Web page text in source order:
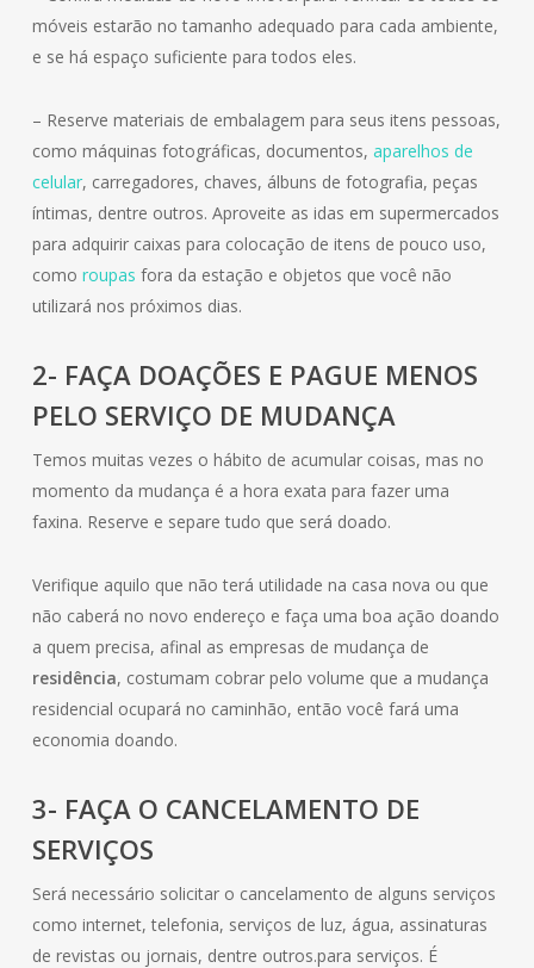
móveis estarão no tamanho adequado para cada ambiente,
e se há espaço suficiente para todos eles.
– Reserve materiais de embalagem para seus itens pessoas,
como máquinas fotográficas, documentos, aparelhos de
celular, carregadores, chaves, álbuns de fotografia, peças
íntimas, dentre outros. Aproveite as idas em supermercados
para adquirir caixas para colocação de itens de pouco uso,
como roupas fora da estação e objetos que você não
utilizará nos próximos dias.
2- FAÇA DOAÇÕES E PAGUE MENOS
PELO SERVIÇO DE MUDANÇA
Temos muitas vezes o hábito de acumular coisas, mas no
momento da mudança é a hora exata para fazer uma
faxina. Reserve e separe tudo que será doado.
Verifique aquilo que não terá utilidade na casa nova ou que
não caberá no novo endereço e faça uma boa ação doando
a quem precisa, afinal as empresas de mudança de
residência, costumam cobrar pelo volume que a mudança
residencial ocupará no caminhão, então você fará uma
economia doando.
3- FAÇA O CANCELAMENTO DE
SERVIÇOS
Será necessário solicitar o cancelamento de alguns serviços
como internet, telefonia, serviços de luz, água, assinaturas
de revistas ou jornais, dentre outros.para serviços. É